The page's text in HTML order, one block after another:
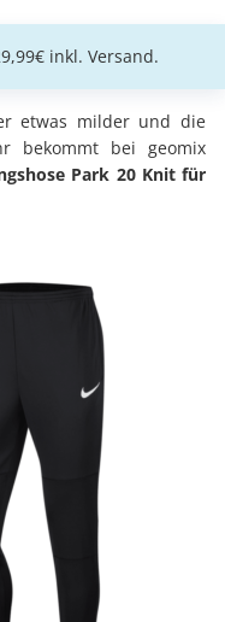
inkl. Versand.
etwas milder und die
bekommt bei geomix
Park 20 Knit für